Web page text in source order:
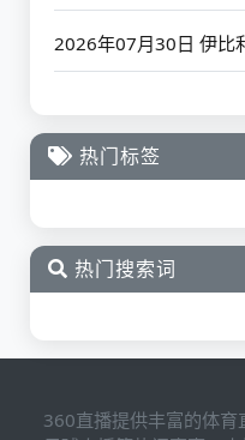
热门标签
热门搜索词
360直播提供丰富的体